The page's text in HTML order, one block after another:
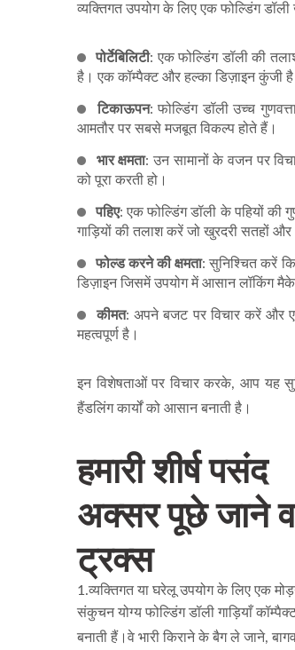
व्यक्तिगत उपयोग के लिए एक फोल्डिंग
पोर्टेबिलिटी: एक फोल्डिंग डॉली की
है। एक कॉम्पैक्ट और हल्का डिज़ाइन कुंजी
टिकाऊपन: फोल्डिंग डॉली उच्च
आमतौर पर सबसे मजबूत विकल्प होते हैं।
भार क्षमता: उन सामानों के वजन पर
को पूरा करती हो।
पहिए: एक फोल्डिंग डॉली के पहियों की
गाड़ियों की तलाश करें जो खुरदरी सतहों
फोल्ड करने की क्षमता: सुनिश्चित करें
डिज़ाइन जिसमें उपयोग में आसान लॉकिंग
कीमत: अपने बजट पर विचार करें और
महत्वपूर्ण है।
इन विशेषताओं पर विचार करके, आप यह
हैंडलिंग कार्यों को आसान बनाती है।
हमारी शीर्ष पसंद
अक्सर पूछे जाने
ट्रक्स
1.व्यक्तिगत या घरेलू उपयोग के लिए एक
संकुचन योग्य फोल्डिंग डॉली गाड़ियाँ
बनाती हैं।वे भारी किराने के बैग ले जाने,